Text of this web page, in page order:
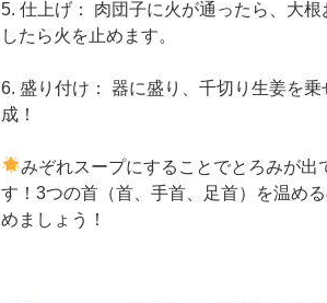
5. 仕上げ： 肉団子に火が通ったら、大
したら火を止めます。
6. 盛り付け： 器に盛り、千切り生姜を
成！
みぞれスープにすることでとろみが出
す！3つの首（首、手首、足首）を温め
めましょう！